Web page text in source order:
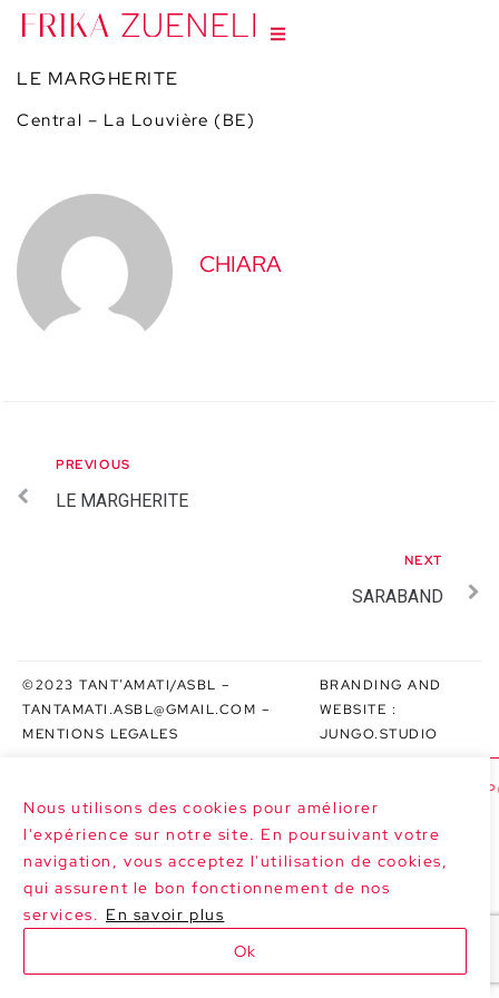
Nous utilisons des cookies pour améliorer
l'expérience sur notre site. En poursuivant votre
navigation, vous acceptez l'utilisation de cookies,
qui assurent le bon fonctionnement de nos
services. En savoir plus
Ok
LE MARGHERITE
Central – La Louvière (BE)
CHIARA
PREVIOUS
LE MARGHERITE
NEXT
SARABAND
©2023 TANT’AMATI/ASBL –
TANTAMATI.ASBL@GMAIL.COM –
MENTIONS LEGALES
BRANDING AND
WEBSITE :
JUNGO.STUDIO
>>> NEXT DATES : LE MARGHERITE